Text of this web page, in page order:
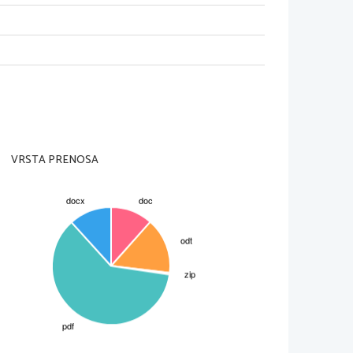
so krvne žile, ki prinašajo
izredno občutljiva. Pokostnica
ob prelomu kosti (ali drugih
sklepno špranjo ovojnica izloča
sta sklepni ploskvi vedno
kolk) omogoča največji obseg
gibanje le v eni smeri
vretencem) je sestavljen iz
VRSTA PRENOSA